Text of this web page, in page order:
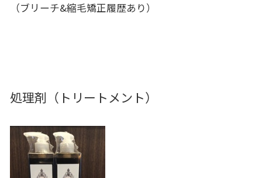
（ブリーチ&縮毛矯正履歴あり）
処理剤（トリートメント）